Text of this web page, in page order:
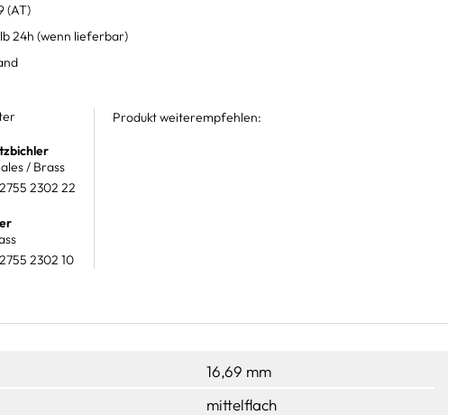
(AT)
24h (wenn lieferbar)
/ Brass
2302 22
2302 10
Produkt weiterempfehlen:
16,69 mm
mittelflach